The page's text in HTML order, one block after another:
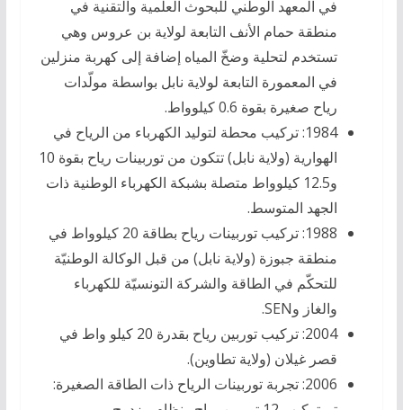
في المعهد الوطني للبحوث العلمية والتقنية في
منطقة حمام الأنف التابعة لولاية بن عروس وهي
تستخدم لتحلية وضخّ المياه إضافة إلى كهربة منزلين
في المعمورة التابعة لولاية نابل بواسطة مولّدات
رياح صغيرة بقوة 0.6 كيلوواط.
1984: تركيب محطة لتوليد الكهرباء من الرياح في
الهوارية (ولاية نابل) تتكون من توربينات رياح بقوة 10
و12.5 كيلوواط متصلة بشبكة الكهرباء الوطنية ذات
الجهد المتوسط.
1988: تركيب توربينات رياح بطاقة 20 كيلوواط في
منطقة جبوزة (ولاية نابل) من قبل الوكالة الوطنيّة
للتحكّم في الطاقة والشركة التونسيّة للكهرباء
والغاز وSEN.
2004: تركيب توربين رياح بقدرة 20 كيلو واط في
قصر غيلان (ولاية تطاوين).
2006: تجربة توربينات الرياح ذات الطاقة الصغيرة: